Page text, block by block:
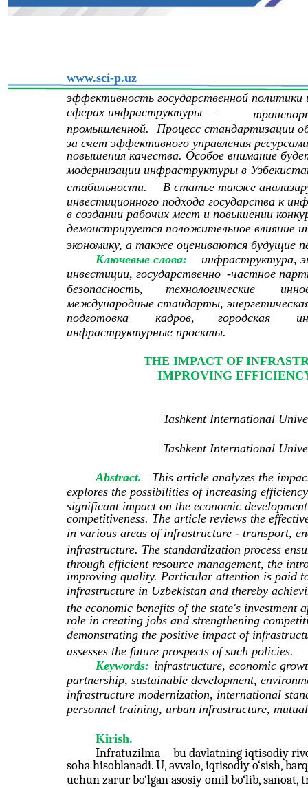
www.sci-p.uz
эффективность государственной
сферах инфраструктуры —
промышленной.
Процесс стандартизации
за счет эффективного управления
повышения качества. Особое внимание
модернизации инфраструктуры в
стабильности.
В статье также
инвестиционного подхода государства к
в создании рабочих мест и повышении
демонстрируется положительное влияние
экономику, а также оцениваются будущие
Ключевые слова:
инфраструктура,
инвестиции, государственно -частное
безопасность,
технологические
международные стандарты,
подготовка
кадров, городская
инфраструктурные проекты.
THE IMPACT OF
IMPROVING
Tashkent International
Tashkent International
Abstract.
This article analyzes the
explores the possibilities of increasing
significant impact on the economic
competitiveness. The article reviews the
in various areas of infrastructure - transport,
infrastructure. The standardization process
through efficient resource management, the
improving quality. Particular attention is paid
infrastructure in Uzbekistan and thereby
the economic benefits of the state's
role in creating jobs and strengthening
demonstrating the positive impact of
assesses the future prospects of such policies.
Keywords: infrastructure, economic
partnership, sustainable development,
infrastructure modernization, international
personnel training, urban infrastructure,
Kirish.
Infratuzilma –bu davlatning iqtisodiy
soha hisoblanadi. U, avvalo, iqtisodiy o‘sish,
uchun zarur bo‘lgan asosiy omil bo‘lib, sanoat,